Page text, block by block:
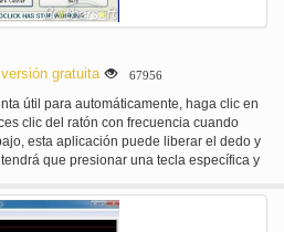
versión gratuita 67956
útil para automáticamente, haga clic en
clic del ratón con frecuencia cuando
esta aplicación puede liberar el dedo y
que presionar una tecla específica y
7 y Vista.